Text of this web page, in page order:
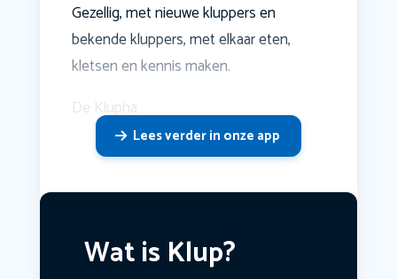
Gezellig, met nieuwe kluppers en
bekende kluppers, met elkaar eten,
kletsen en kennis maken.
De Klupha
Lees verder in onze app
Wat is Klup?